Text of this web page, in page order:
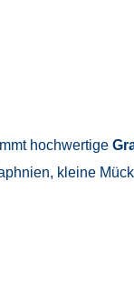
hochwertige
kleine